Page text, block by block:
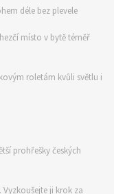
déle bez plevele
místo v bytě téměř
roletám kvůli světlu i
prohřešky českých
ji krok za